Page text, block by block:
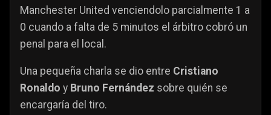
Manchester United venciendolo parcialmente 1 a
0 cuando a falta de 5 minutos el árbitro cobró un
penal para el local.
Una pequeña charla se dio entre Cristiano
Ronaldo y Bruno Fernández sobre quién se
encargaría del tiro.